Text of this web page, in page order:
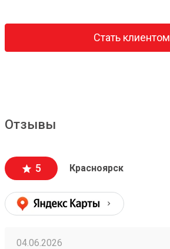
Стать клиентом
Отзывы
5 Красноярск
04.06.2026